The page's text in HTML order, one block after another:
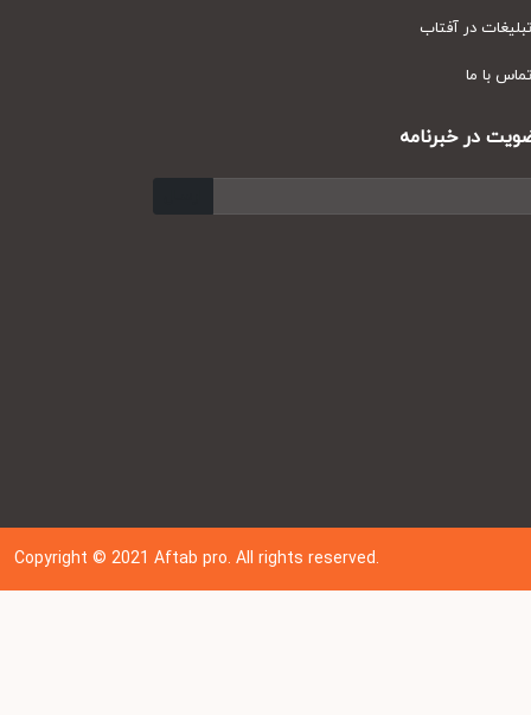
در آفتاب
با ما
در خبرنامه
Copyright © 202 1Aftab pro. All rights reserved.